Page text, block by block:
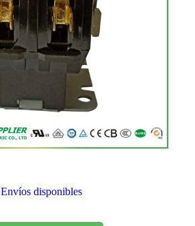
Envíos disponibles